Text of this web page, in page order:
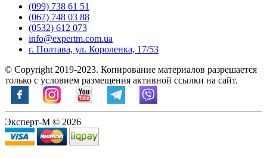
(099) 738 61 51
(067) 748 03 88
(0532) 612 073
info@expertm.com.ua
г. Полтава, ул. Короленка, 17/53
© Copyright 2019-2023. Копирование материалов разрешается
только с условием размещения активной ссылки на сайт.
Эксперт-М © 2026